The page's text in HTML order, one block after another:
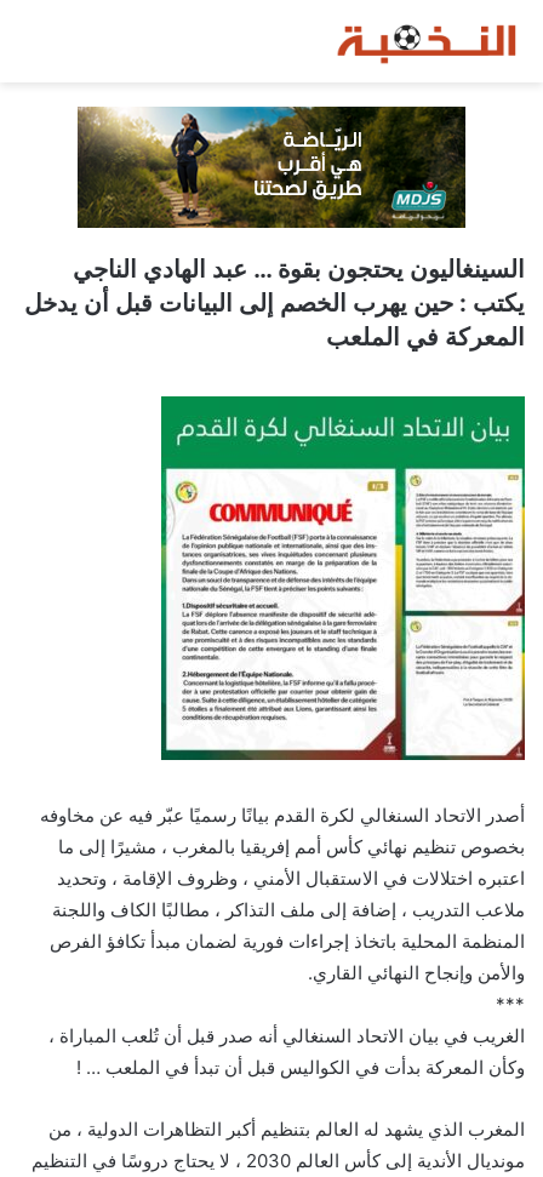
السينغاليون يحتجون بقوة … عبد الهادي الناجي
يكتب : حين يهرب الخصم إلى البيانات قبل أن يدخل
المعركة في الملعب
أصدر الاتحاد السنغالي لكرة القدم بيانًا رسميًا عبّر فيه عن مخاوفه
بخصوص تنظيم نهائي كأس أمم إفريقيا بالمغرب ، مشيرًا إلى ما
اعتبره اختلالات في الاستقبال الأمني ، وظروف الإقامة ، وتحديد
ملاعب التدريب ، إضافة إلى ملف التذاكر ، مطالبًا الكاف واللجنة
المنظمة المحلية باتخاذ إجراءات فورية لضمان مبدأ تكافؤ الفرص
والأمن وإنجاح النهائي القاري.
***
الغريب في بيان الاتحاد السنغالي أنه صدر قبل أن تُلعب المباراة ،
وكأن المعركة بدأت في الكواليس قبل أن تبدأ في الملعب … !
المغرب الذي يشهد له العالم بتنظيم أكبر التظاهرات الدولية ، من
مونديال الأندية إلى كأس العالم 2030 ، لا يحتاج دروسًا في التنظيم